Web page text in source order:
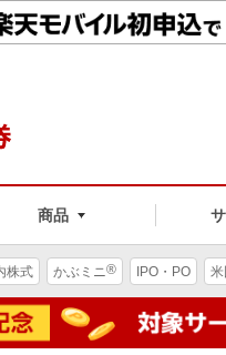
商品
株式 かぶミニ® IPO・PO